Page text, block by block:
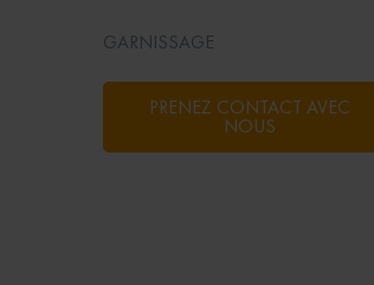
GARNISSAGE
PRENEZ CONTACT AVEC
NOUS